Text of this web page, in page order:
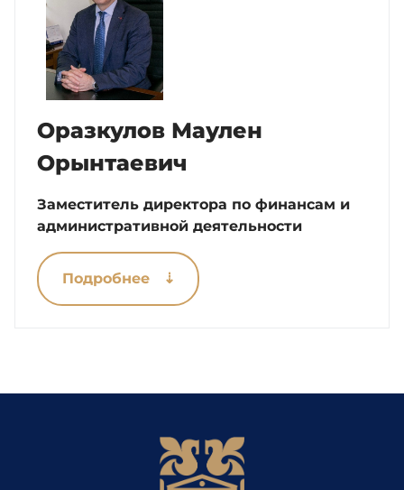
Оразкулов Маулен
Орынтаевич
Заместитель директора по финансам и
административной деятельности
Подробнее ⇣